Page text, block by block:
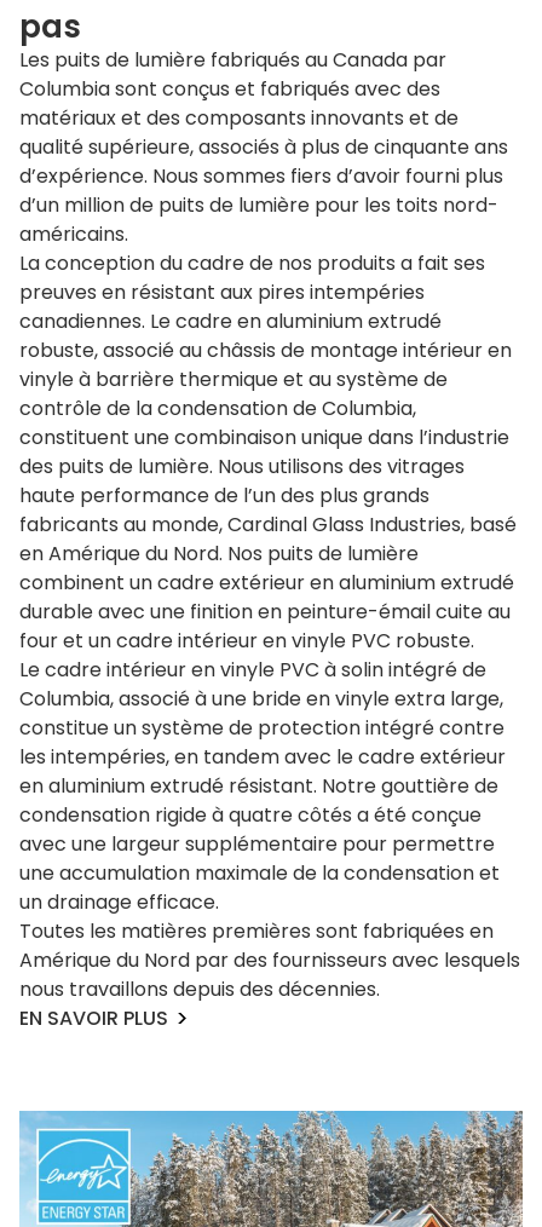
pas
Les puits de lumière fabriqués au Canada par
Columbia sont conçus et fabriqués avec des
matériaux et des composants innovants et de
qualité supérieure, associés à plus de cinquante ans
d’expérience. Nous sommes fiers d’avoir fourni plus
d’un million de puits de lumière pour les toits nord-
américains.
La conception du cadre de nos produits a fait ses
preuves en résistant aux pires intempéries
canadiennes. Le cadre en aluminium extrudé
robuste, associé au châssis de montage intérieur en
vinyle à barrière thermique et au système de
contrôle de la condensation de Columbia,
constituent une combinaison unique dans l’industrie
des puits de lumière. Nous utilisons des vitrages
haute performance de l’un des plus grands
fabricants au monde, Cardinal Glass Industries, basé
en Amérique du Nord. Nos puits de lumière
combinent un cadre extérieur en aluminium extrudé
durable avec une finition en peinture-émail cuite au
four et un cadre intérieur en vinyle PVC robuste.
Le cadre intérieur en vinyle PVC à solin intégré de
Columbia, associé à une bride en vinyle extra large,
constitue un système de protection intégré contre
les intempéries, en tandem avec le cadre extérieur
en aluminium extrudé résistant. Notre gouttière de
condensation rigide à quatre côtés a été conçue
avec une largeur supplémentaire pour permettre
une accumulation maximale de la condensation et
un drainage efficace.
Toutes les matières premières sont fabriquées en
Amérique du Nord par des fournisseurs avec lesquels
nous travaillons depuis des décennies.
EN SAVOIR PLUS